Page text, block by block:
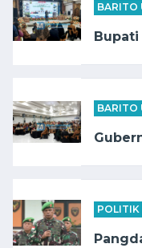
BARITO
BARITO
POLITIK